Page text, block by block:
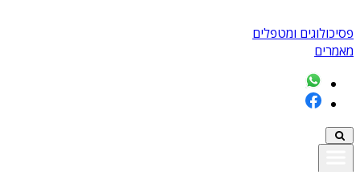
פסיכולוגים ומטפלים
מאמרים